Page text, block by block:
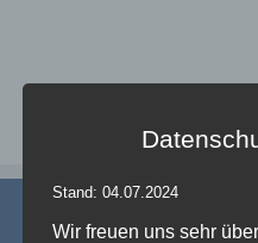
Stand: 04.07.2024
Wir freuen uns sehr